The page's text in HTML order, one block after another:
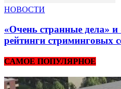
НОВОСТИ
«Очень странные дела»
рейтинги стриминговых
САМОЕ ПОПУЛЯРНОЕ